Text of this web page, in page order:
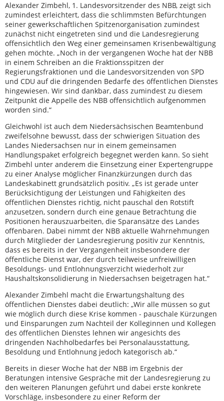
Alexander Zimbehl, 1. Landesvorsitzender des NBB, zeigt sich
zumindest erleichtert, dass die schlimmsten Befürchtungen
seiner gewerkschaftlichen Spitzenorganisation zumindest
zunächst nicht eingetreten sind und die Landesregierung
offensichtlich den Weg einer gemeinsamen Krisenbewältigung
gehen möchte. „Noch in der vergangenen Woche hat der NBB
in einem Schreiben an die Fraktionsspitzen der
Regierungsfraktionen und die Landesvorsitzenden von SPD
und CDU auf die dringenden Bedarfe des öffentlichen Dienstes
hingewiesen. Wir sind dankbar, dass zumindest zu diesem
Zeitpunkt die Appelle des NBB offensichtlich aufgenommen
worden sind.“
Gleichwohl ist auch dem Niedersächsischen Beamtenbund
zweifelsohne bewusst, dass der schwierigen Situation des
Landes Niedersachsen nur in einem gemeinsamen
Handlungspaket erfolgreich begegnet werden kann. So sieht
Zimbehl unter anderem die Einsetzung einer Expertengruppe
zu einer Analyse möglicher Finanzkürzungen durch das
Landeskabinett grundsätzlich positiv. „Es ist gerade unter
Berücksichtigung der Leistungen und Fähigkeiten des
öffentlichen Dienstes richtig, nicht pauschal den Rotstift
anzusetzen, sondern durch eine genaue Betrachtung die
Positionen herauszuarbeiten, die Sparansätze des Landes
offenbaren. Dabei nimmt der NBB aktuelle Wahrnehmungen
durch Mitglieder der Landesregierung positiv zur Kenntnis,
dass es bereits in der Vergangenheit insbesondere der
öffentliche Dienst war, der durch teilweise unfreiwilligen
Besoldungs- und Entlohnungsverzicht wiederholt zur
Haushaltskonsolidierung in Niedersachsen beigetragen hat.“
Alexander Zimbehl macht die Erwartungshaltung des
öffentlichen Dienstes dabei deutlich: „Wir alle müssen so gut
wie möglich durch diese Krise kommen - pauschale Kürzungen
und Einsparungen zum Nachteil der Kolleginnen und Kollegen
des öffentlichen Dienstes lehnen wir angesichts des
dringenden Nachholbedarfes bei Personalausstattung,
Besoldung und Entlohnung jedoch kategorisch ab.“
Bereits in dieser Woche hat der NBB im Ergebnis der
Beratungen intensive Gespräche mit der Landesregierung zu
den weiteren Planungen geführt und dabei erste konkrete
Vorschläge, insbesondere zu einer Reform der